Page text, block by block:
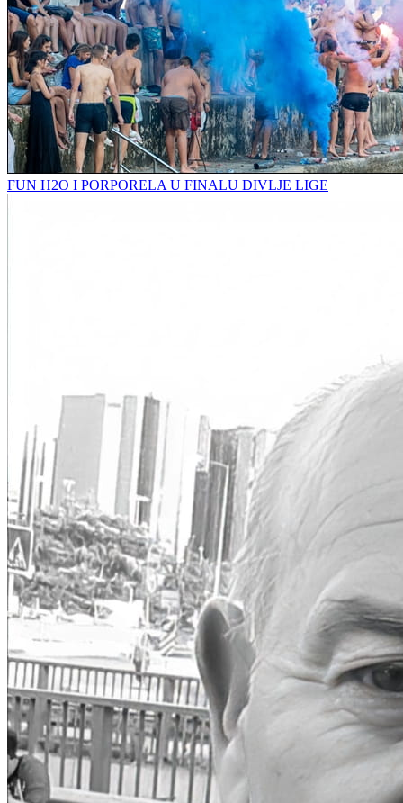
FUN H2O I PORPORELA U FINALU DIVLJE LIGE